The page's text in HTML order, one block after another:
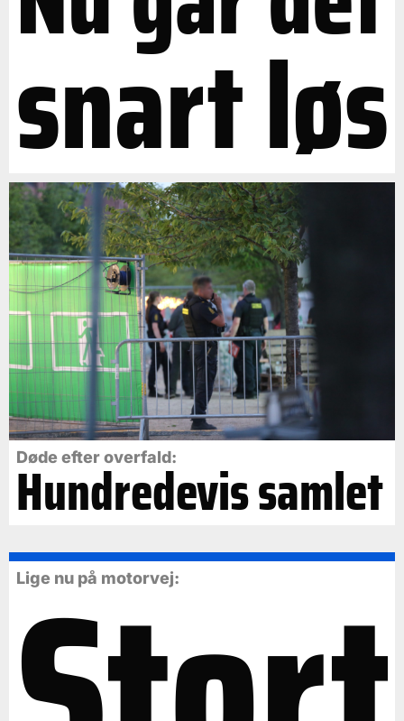
snart løs
Døde efter overfald:
Hundredevis samlet
Lige nu på motorvej: